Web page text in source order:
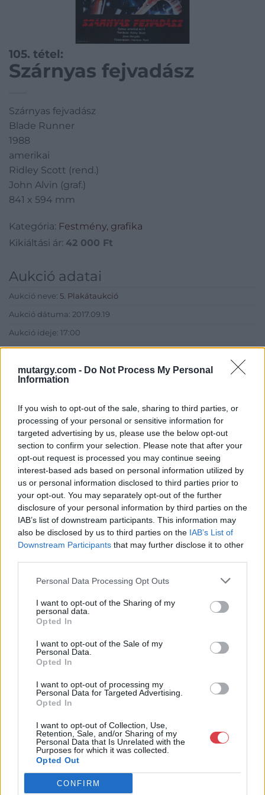
mutargy.com - Do Not Process My Personal
Information
If you wish to opt-out of the sale, sharing to third parties, or
processing of your personal or sensitive information for
targeted advertising by us, please use the below opt-out
section to confirm your selection. Please note that after your
opt-out request is processed you may continue seeing
interest-based ads based on personal information utilized by
us or personal information disclosed to third parties prior to
your opt-out. You may separately opt-out of the further
disclosure of your personal information by third parties on the
IAB’s list of downstream participants. This information may
also be disclosed by us to third parties on the IAB’s List of
Downstream Participants that may further disclose it to other
Personal Data Processing Opt Outs
I want to opt-out of the Sharing of my
personal data.
Opted In
I want to opt-out of the Sale of my
Personal Data.
Opted In
I want to opt-out of processing my
Personal Data for Targeted Advertising.
Opted In
I want to opt-out of Collection, Use,
Retention, Sale, and/or Sharing of my
Personal Data that Is Unrelated with the
Purposes for which it was collected.
Opted Out
CONFIRM
105. tétel:
Szárnyas fejvadász
Szárnyas fejvadász
Blade Runner
1988
amerikai
Ridley Scott (rend.)
John Alvin (graf.)
841 x 594 mm
Kategória: Festmény, grafika
Kikiáltási ár: 42 000 Ft
Aukció adatai
Aukció neve: 5. Plakátaukció
Aukció dátuma: 2017.09.19
Aukció ideje: 17:00
Aukció helye: Budapest, 1052 Bécsi utca 3.
Tételszám: 105
Eladó adatai
Galéria
Cím: BÁV ZRt.
1027 Budapest, Csalogány u.
23-33.
Telefon: (06 1) 331 0513
Weboldal: http://bav-art.hu
Bemutatkozás: Az ország legnagyobb múltú, 240 esztendeje
jogfolytonosan működő magyar vállalkozásaként a BÁV ZRt.
műkereskedelem meghatározó szereplője. A 2007-ben
műkereskedelem egyik legfontosabb színterévé, kereskedelmi
és árverési központtá vált. . Hazánk legnagyobb
felkészült munkatársai a hét hat napján állnak a műtárgyat
eladni, vagy venni kívánók rendelkezésére.
GALÉRIA TOVÁBBI MŰTÁRGYAI
KAPCSOLÓDÓ MŰTÁRGYAK